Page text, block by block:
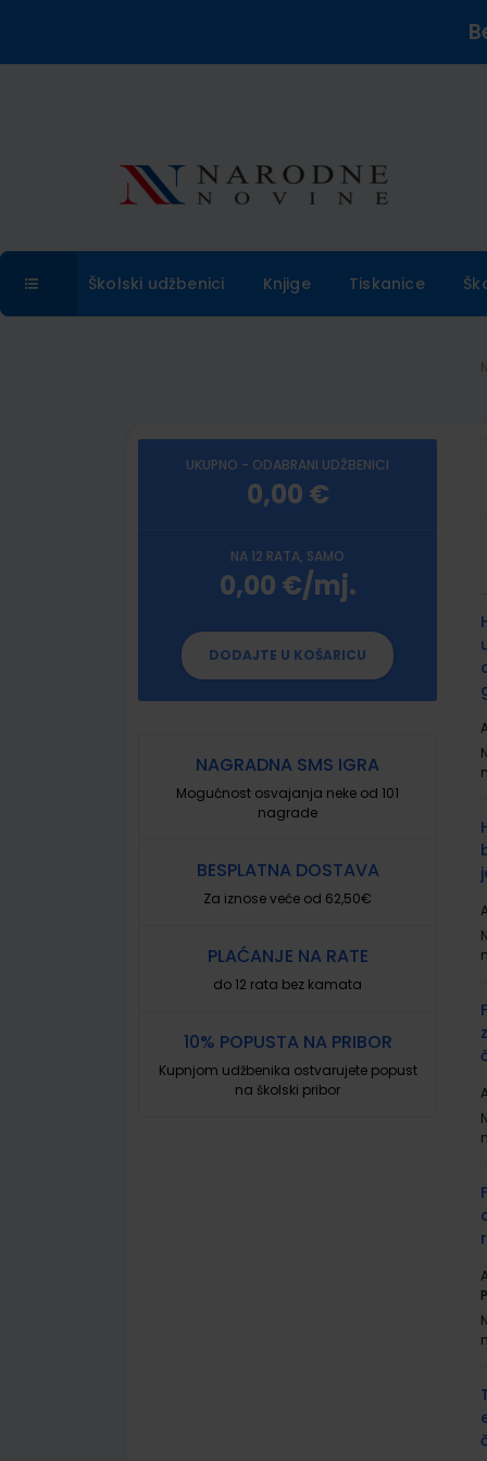
Školski udžbenici Knjige Tiskanice
UKUPNO - ODABRANI UDŽBENICI
0,00 €
NA 12 RATA, SAMO
0,00 €/mj.
DODAJTE U KOŠARICU
NAGRADNA SMS IGRA
Mogućnost osvajanja neke od 101
nagrade
BESPLATNA DOSTAVA
Za iznose veće od 62,50€
PLAĆANJE NA RATE
do 12 rata bez kamata
10% POPUSTA NA PRIBOR
Kupnjom udžbenika ostvarujete popust
na školski pribor